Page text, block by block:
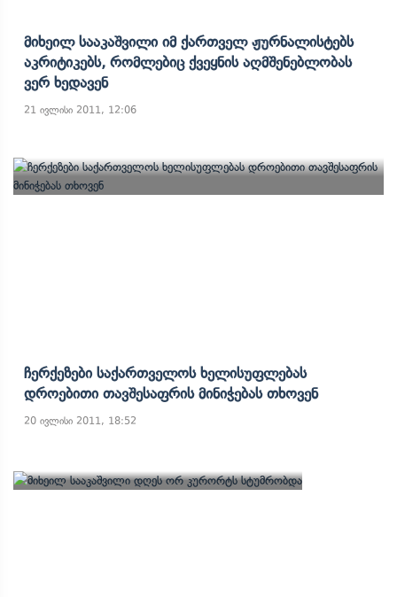
Მიხეილ Სააკაშვილი Იმ Ქართველ Ჟურნალისტებს
Აკრიტიკებს, Რომლებიც Ქვეყნის Აღმშენებლობას
Ვერ Ხედავენ
21 ივლისი 2011, 12:06
Ჩერქეზები Საქართველოს Ხელისუფლებას
Დროებითი Თავშესაფრის Მინიჭებას Თხოვენ
20 ივლისი 2011, 18:52